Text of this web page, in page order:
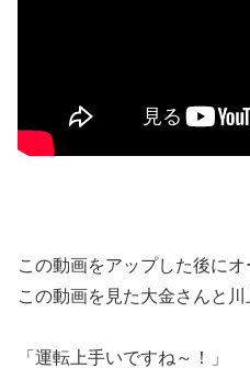
この動画をアップした後に
この動画を見た大金さんと川
「運転上手いですね～！」